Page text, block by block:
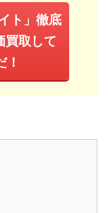
ト」徹底
買取して
！